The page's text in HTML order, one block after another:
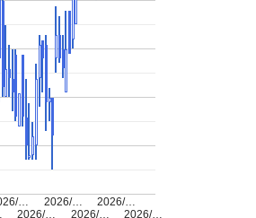
…
2026/…
2026/…
2026/…
2026/…
2026/…